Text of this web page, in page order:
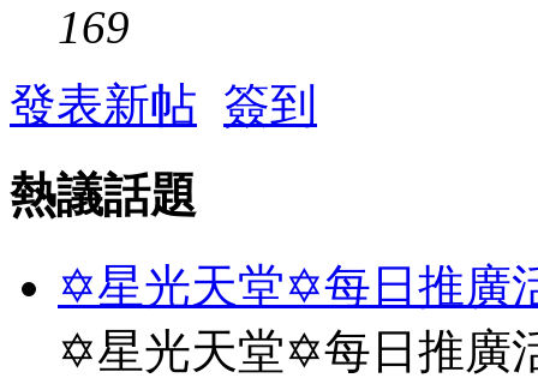
169
發表新帖 簽到
熱議話題
✡星光天堂✡每日推廣
✡星光天堂✡每日推廣